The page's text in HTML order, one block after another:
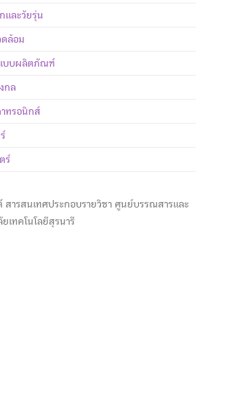
และวัยรุ่น
ดล้อม
แบบผลิตภัณฑ์
กล
าทรอนิกส์
ร์
สารสนเทศประกอบรายวิชา ศูนย์บรรณสารและ
เทคโนโลยีสุรนารี